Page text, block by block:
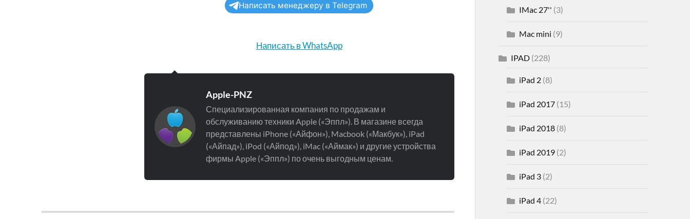
Написать менеджеру в Telegram
Написать в WhatsApp
Apple-PNZ
Специализированная компания по продажам и
обслуживанию техники Apple («Эппл»). В магазине всегда
представлены iPhone («Айфон»), Macbook («Макбук»), iPad
(«Айпад»), iPod («Айпод»), iMac («Аймак») и другие устройства
фирмы Apple («Эппл») по очень выгодным ценам.
IMac 27'' (3)
Mac mini (9)
IPAD(228)
iPad 2(8)
iPad 2017(15)
iPad 2018(8)
iPad 2019(2)
iPad 3(2)
iPad 4(22)